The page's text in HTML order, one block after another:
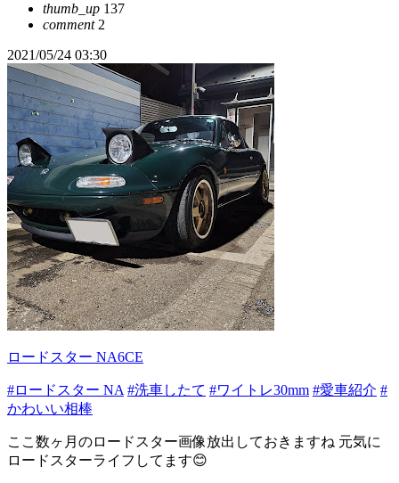
thumb_up 137
comment2
2021/05/24 03:30
ロードスター NA6CE
#ロードスター NA #洗車したて #ワイトレ30mm #愛車紹介 #
かわいい相棒
ここ数ヶ月のロードスター画像放出しておきますね 元気に
ロードスターライフしてます😊